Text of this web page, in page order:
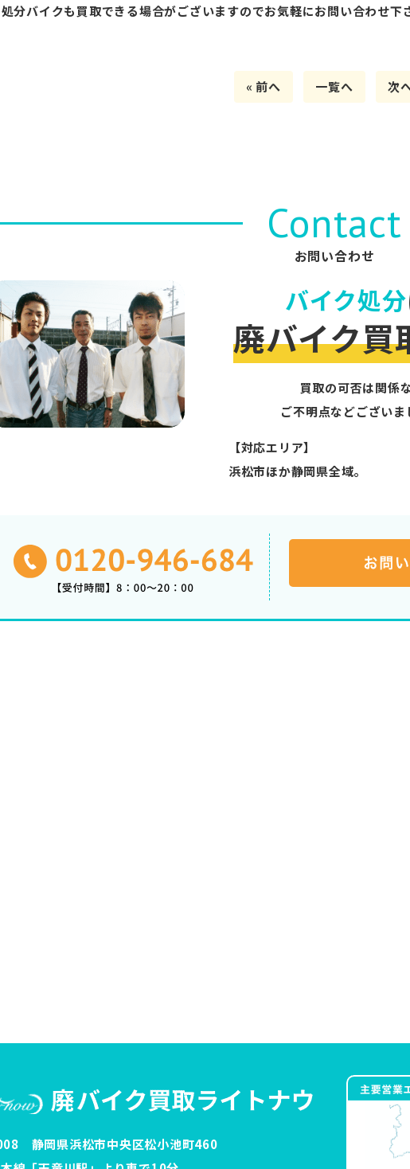
分バイクも買取できる場合がございますのでお気軽にお問い合わせ下
« 前へ 一覧へ 次
Contact
お問い合わせ
バイク処分
廃バイク買
買取の可否は関係
ご不明点などございま
【対応エリア】
浜松市ほか静岡県全域。
静岡県浜松市中央区松小池町460